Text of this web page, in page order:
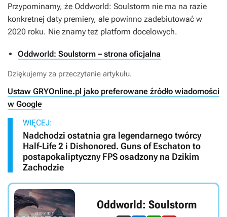
Przypominamy, że Oddworld: Soulstorm nie ma na razie
konkretnej daty premiery, ale powinno zadebiutować w
2020 roku. Nie znamy też platform docelowych.
Oddworld: Soulstorm – strona oficjalna
Dziękujemy za przeczytanie artykułu.
Ustaw GRYOnline.pl jako preferowane źródło wiadomości
w Google
WIĘCEJ:
Nadchodzi ostatnia gra legendarnego twórcy
Half-Life 2 i Dishonored. Guns of Eschaton to
postapokaliptyczny FPS osadzony na Dzikim
Zachodzie
Oddworld: Soulstorm